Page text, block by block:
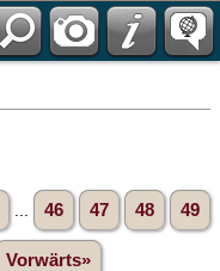
46 47 48 49
Vorwärts»